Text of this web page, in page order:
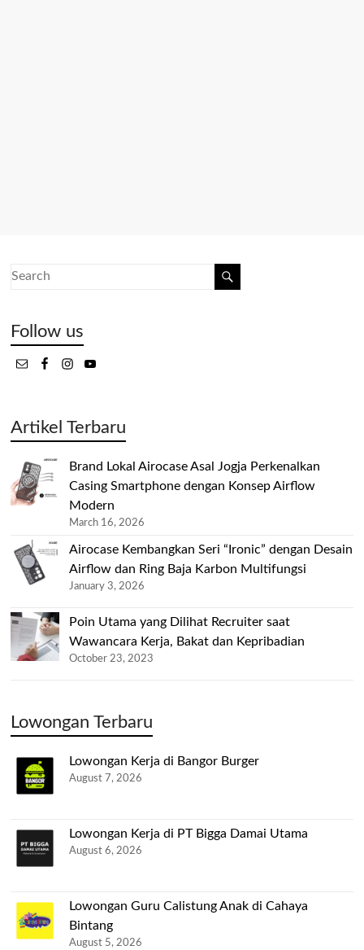
Follow us
Artikel Terbaru
Brand Lokal Airocase Asal Jogja Perkenalkan
Casing Smartphone dengan Konsep Airflow
Modern
March 16, 2026
Airocase Kembangkan Seri “Ironic” dengan Desain
Airflow dan Ring Baja Karbon Multifungsi
January 3, 2026
Poin Utama yang Dilihat Recruiter saat
Wawancara Kerja, Bakat dan Kepribadian
October 23, 2023
Lowongan Terbaru
Lowongan Kerja di Bangor Burger
August 7, 2026
Lowongan Kerja di PT Bigga Damai Utama
August 6, 2026
Lowongan Guru Calistung Anak di Cahaya
Bintang
August 5, 2026